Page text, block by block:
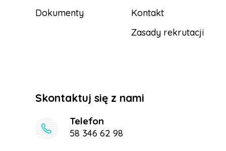
Dokumenty
Kontakt
Zasady rekrutacji
Skontaktuj się z nami
Telefon
58 346 62 98